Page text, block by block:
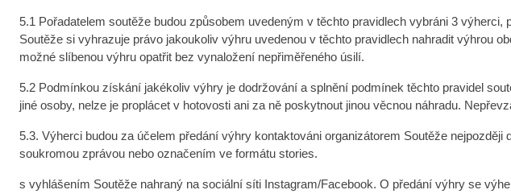
5.1 Pořadatelem soutěže budou způsobem uvedeným v těchto pravidlech vybráni 3
Soutěže si vyhrazuje právo jakoukoliv výhru uvedenou v těchto pravidlech nahradit výhrou
možné slíbenou výhru opatřit bez vynaložení nepřiměřeného úsilí.
5.2 Podmínkou získání jakékoliv výhry je dodržování a splnění podmínek těchto pravidel
jiné osoby, nelze je proplácet v hotovosti ani za ně poskytnout jinou věcnou náhradu.
5.3. Výherci budou za účelem předání výhry kontaktováni organizátorem Soutěže
soukromou zprávou nebo označením ve formátu stories.
s vyhlášením Soutěže nahraný na sociální síti Instagram/Facebook. O předání výhry se